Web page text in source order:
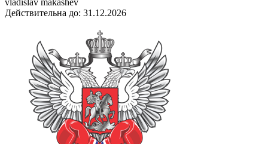
vladislav makashev
Действительна до: 31.12.2026